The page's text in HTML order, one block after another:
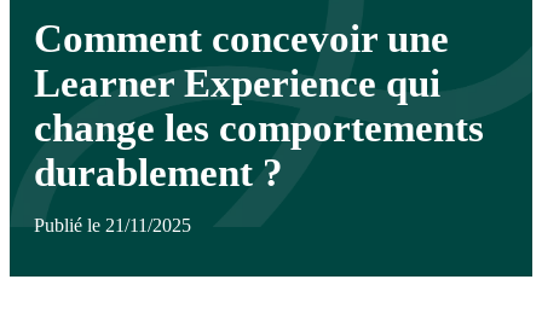
Comment concevoir une
Learner Experience qui
change les comportements
durablement ?
Publié le 21/11/2025